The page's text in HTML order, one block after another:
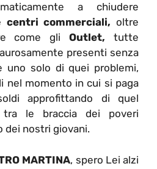
a chiudere
centri commerciali, oltre
come gliOutlet, tutte
presenti senza
uno solo di quei problemi,
nel momento in cui si paga
approfittando di quel
tra le braccia dei poveri
dei nostri giovani.
MARTINA, spero Lei alzi